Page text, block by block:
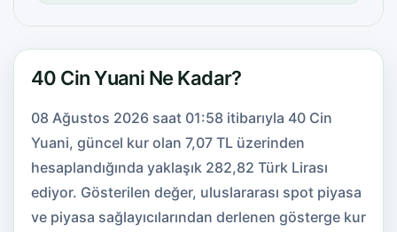
40 Cin Yuani Ne Kadar?
08 Ağustos 2026 saat 01:58 itibarıyla 40 Cin
Yuani, güncel kur olan 7,07 TL üzerinden
hesaplandığında yaklaşık 282,82 Türk Lirası
ediyor. Gösterilen değer, uluslararası spot piyasa
ve piyasa sağlayıcılarından derlenen gösterge kur